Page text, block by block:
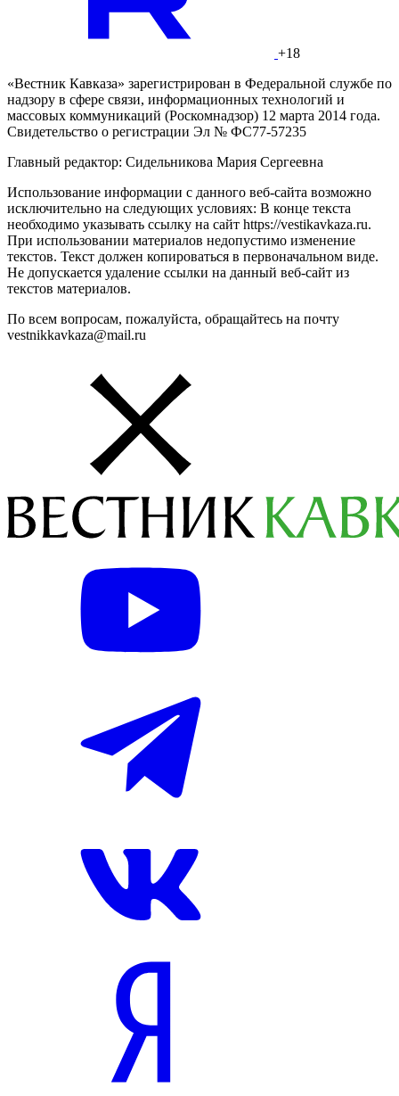
+18
«Вестник Кавказа» зарегистрирован в Федеральной службе по
надзору в сфере связи, информационных технологий и
массовых коммуникаций (Роскомнадзор) 12 марта 2014 года.
Свидетельство о регистрации Эл № ФС77-57235
Главный редактор: Сидельникова Мария Сергеевна
Использование информации с данного веб-сайта возможно
исключительно на следующих условиях: В конце текста
необходимо указывать ссылку на сайт https://vestikavkaza.ru.
При использовании материалов недопустимо изменение
текстов. Текст должен копироваться в первоначальном виде.
Не допускается удаление ссылки на данный веб-сайт из
текстов материалов.
По всем вопросам, пожалуйста, обращайтесь на почту
vestnikkavkaza@mail.ru